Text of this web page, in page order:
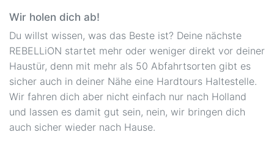
Wir holen dich ab!
Du willst wissen, was das Beste ist? Deine nächste
REBELLiON startet mehr oder weniger direkt vor deiner
Haustür, denn mit mehr als 50 Abfahrtsorten gibt es
sicher auch in deiner Nähe eine Hardtours Haltestelle.
Wir fahren dich aber nicht einfach nur nach Holland
und lassen es damit gut sein, nein, wir bringen dich
auch sicher wieder nach Hause.